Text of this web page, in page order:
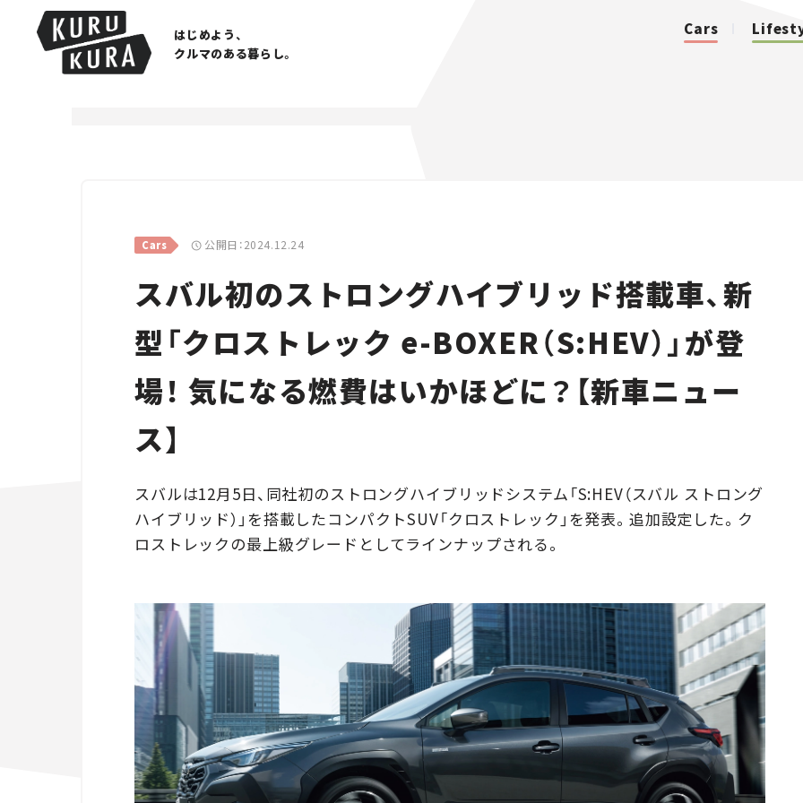
はじめよう、
クルマのある暮らし。
Cars
Cars 公開日：2024.12.24
スバル初のストロングハイブリッド搭載車、新
型「クロストレック e-BOXER（S:HEV）」が登
場！ 気になる燃費はいかほどに？【新車ニュー
ス】
スバルは12月5日、同社初のストロングハイブリッドシステム「S:HEV（スバル ストロング
ハイブリッド）」を搭載したコンパクトSUV「クロストレック」を発表。追加設定した。ク
ロストレックの最上級グレードとしてラインナップされる。
Traffic
Special
Series